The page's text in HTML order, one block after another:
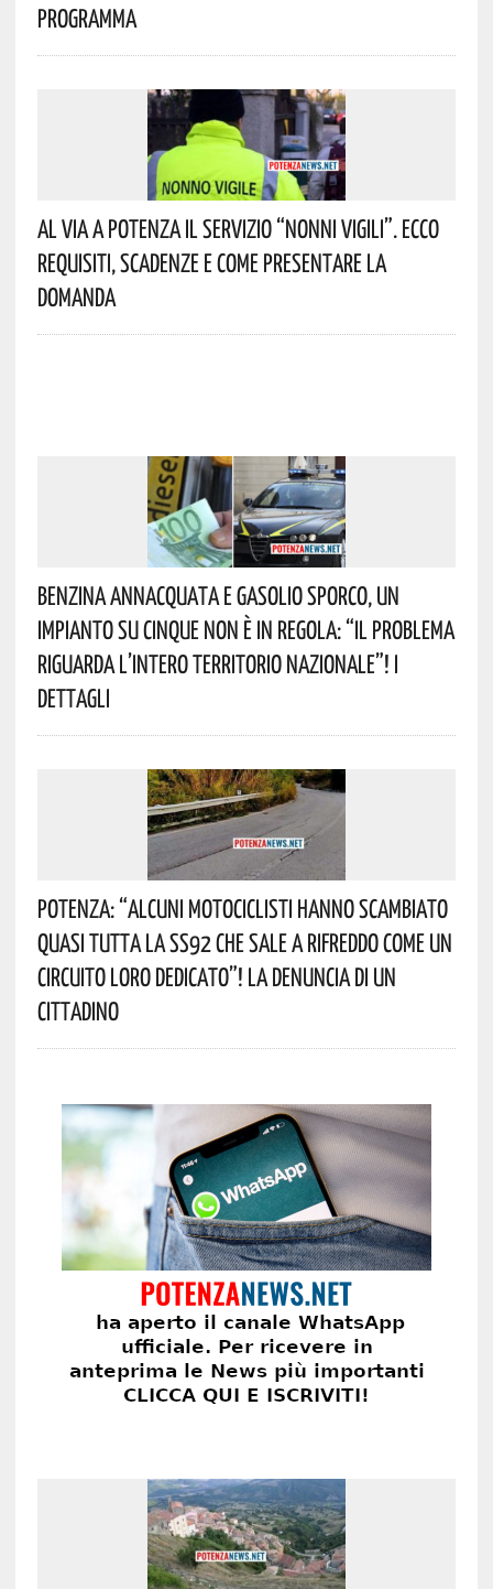
Programma
Al Via A Potenza Il Servizio “Nonni Vigili”. Ecco
Requisiti, Scadenze E Come Presentare La
Domanda
Benzina Annacquata E Gasolio Sporco, Un
Impianto Su Cinque Non È In Regola: “il Problema
Riguarda L’intero Territorio Nazionale”! I
Dettagli
Potenza: “alcuni Motociclisti Hanno Scambiato
Quasi Tutta La SS92 Che Sale A Rifreddo Come Un
Circuito Loro Dedicato”! La Denuncia Di Un
Cittadino